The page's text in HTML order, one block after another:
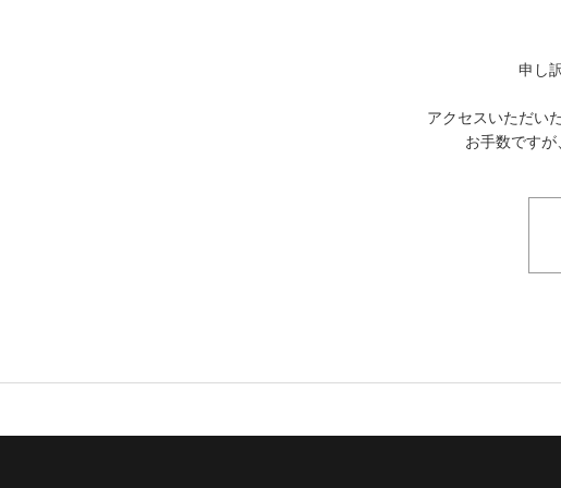
申し
アクセスいただい
お手数ですが